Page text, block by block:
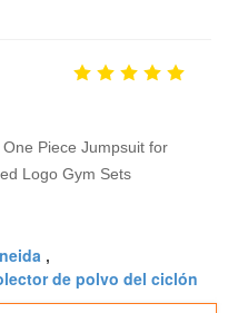
Piece Jumpsuit for
Logo Gym Sets
,
de polvo del ciclón